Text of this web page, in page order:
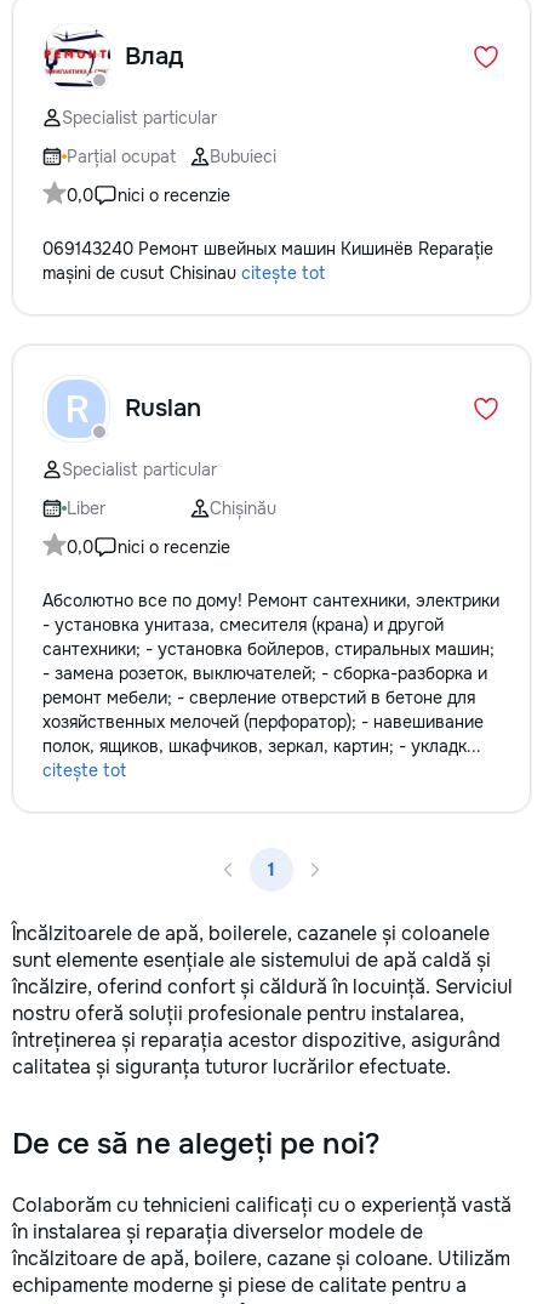
Влад
Specialist particular
Parțial ocupat
Bubuieci
0,0
nici o recenzie
069143240 Ремонт швейных машин Кишинёв Reparație
mașini de cusut Chisinau citește tot
R Ruslan
Specialist particular
Liber
Chișinău
0,0
nici o recenzie
Абсолютно все по дому! Pемонт сантехники, электрики
- установка унитаза, смесителя (крана) и другой
сантехники; - установка бойлеров, стиральных машин;
- замена розеток, выключателей; - сборка-разборка и
ремонт мебели; - сверление отверстий в бетоне для
хозяйственных мелочей (перфоратор); - навешивание
полок, ящиков, шкафчиков, зеркал, картин; - укладк...
citește tot
1
Încălzitoarele de apă, boilerele, cazanele și coloanele
sunt elemente esențiale ale sistemului de apă caldă și
încălzire, oferind confort și căldură în locuință. Serviciul
nostru oferă soluții profesionale pentru instalarea,
întreținerea și reparația acestor dispozitive, asigurând
calitatea și siguranța tuturor lucrărilor efectuate.
De ce să ne alegeți pe noi?
Colaborăm cu tehnicieni calificați cu o experiență vastă
în instalarea și reparația diverselor modele de
încălzitoare de apă, boilere, cazane și coloane. Utilizăm
echipamente moderne și piese de calitate pentru a